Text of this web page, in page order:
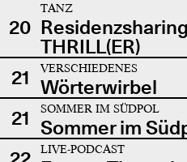
20
TANZ
THRILL(ER)
21
VERSCHIEDENES
Wörterwirbel
21
SOMMER IM SÜDPOL
Sommer im
LIVE-PODCAST